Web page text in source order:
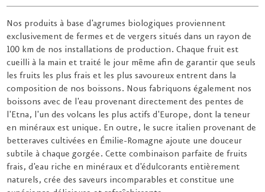
Nos produits à base d'agrumes biologiques proviennent
exclusivement de fermes et de vergers situés dans un rayon de
100 km de nos installations de production. Chaque fruit est
cueilli à la main et traité le jour même afin de garantir que seuls
les fruits les plus frais et les plus savoureux entrent dans la
composition de nos boissons. Nous fabriquons également nos
boissons avec de l'eau provenant directement des pentes de
l'Etna, l'un des volcans les plus actifs d'Europe, dont la teneur
en minéraux est unique. En outre, le sucre italien provenant de
betteraves cultivées en Émilie-Romagne ajoute une douceur
subtile à chaque gorgée. Cette combinaison parfaite de fruits
frais, d'eau riche en minéraux et d'édulcorants entièrement
naturels, crée des saveurs incomparables et constitue une